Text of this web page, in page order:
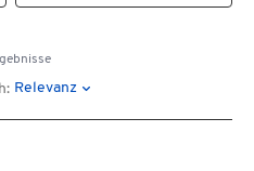
Relevanz